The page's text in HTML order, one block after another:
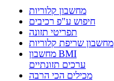
מחשבון קלוריות
חיפוש ע"פ רכיבים
תפריטי תזונה
מחשבון שריפת קלוריות
מחשבון BMI
ערכים תזונתיים
מכילים הכי הרבה